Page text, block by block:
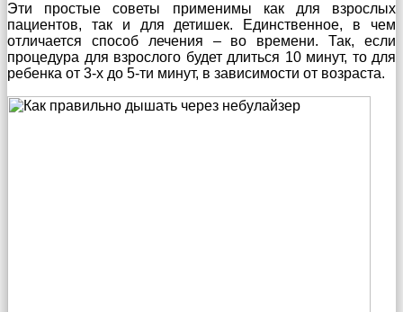
Эти простые советы применимы как для взрослых
пациентов, так и для детишек. Единственное, в чем
отличается способ лечения – во времени. Так, если
процедура для взрослого будет длиться 10 минут, то для
ребенка от 3-х до 5-ти минут, в зависимости от возраста.